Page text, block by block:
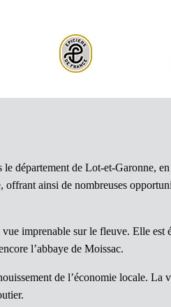
le département de Lot-et-Garonne,
ainsi de nombreuses
imprenable sur le fleuve. Elle
l’abbaye de Moissac.
de l’économie locale.